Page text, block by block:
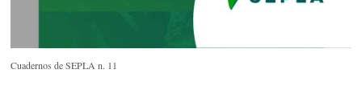
Cuadernos de SEPLA n. 11